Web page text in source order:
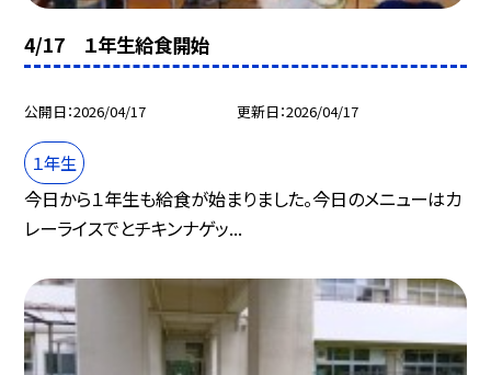
4/17 １年生給食開始
公開日 2026/04/17 更新日 2026/04/17
１年生
今日から１年生も給食が始まりました。今日のメニューはカ
レーライスでとチキンナゲッ...